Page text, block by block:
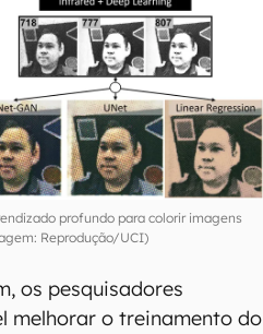
profundo para colorir imagens
Reprodução/UCI)
os pesquisadores
melhorar o treinamento do